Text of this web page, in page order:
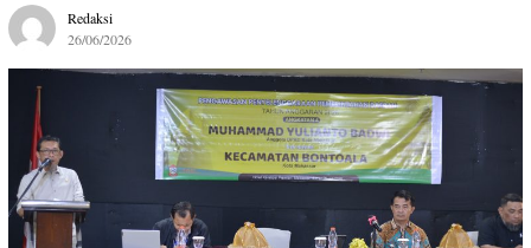
Redaksi
26/06/2026